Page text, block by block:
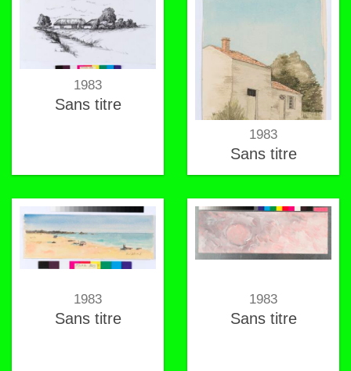
1983
Sans titre
1983
Sans titre
1983
Sans titre
1983
Sans titre